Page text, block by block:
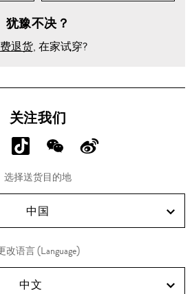
犹豫不决？
退货, 在家试穿?
关注我们
分
享
Douyin!
分
享
WeChat!
分
Weibo!
选择送货目的地
中国
改语言 (Language)
中文